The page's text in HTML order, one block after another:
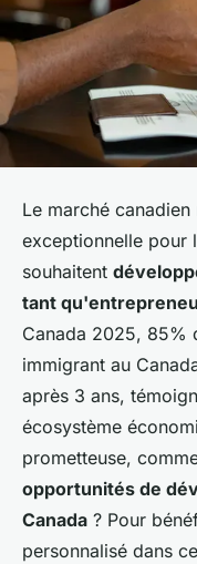
Le marché
exceptionnelle pour
souhaitent
tant
Canada 2025, 85%
immigrant au
après 3 ans,
écosystème
prometteuse,
opportunités de
Canada ? Pour
personnalisé dans